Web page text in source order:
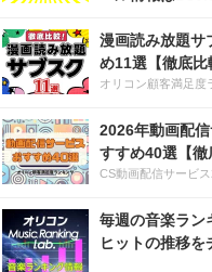
漫画読み放題サ
め11選【徹底比
オリコン顧客満足度
2026年動画配
すすめ40選【徹
CS動画配信サービ
毎週の音楽ラン
ヒットの推移を